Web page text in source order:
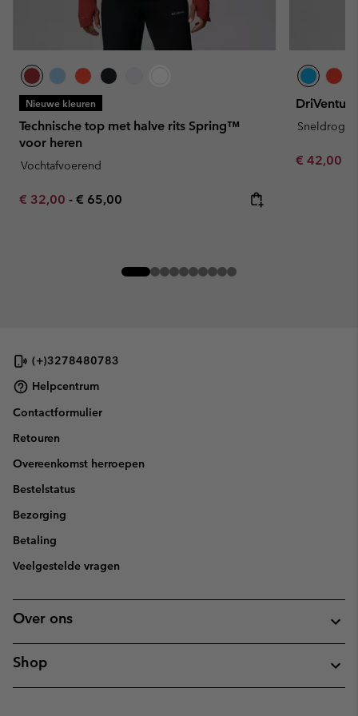
Nieuwe kleuren
Technische top met halve rits Spring™
voor heren
Vochtafvoerend
Minimum sale price:
€ 32,00 - Maximum price:
€ 65,00
Minimum
€ 42,00
(+)3278480783
Helpcentrum
Contactformulier
Retouren
Overeenkomst herroepen
Bestelstatus
Bezorging
Betaling
Veelgestelde vragen
Over ons
Shop